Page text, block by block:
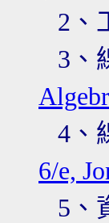
2、
3、
4 、
6/e,
5 、